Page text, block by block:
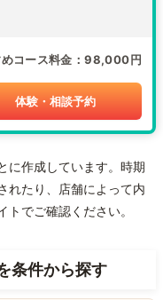
コース料金 98,000円
体験・相談予約
に作成しています。時期
れたり、店舗によって内
でご確認ください。
条件から探す